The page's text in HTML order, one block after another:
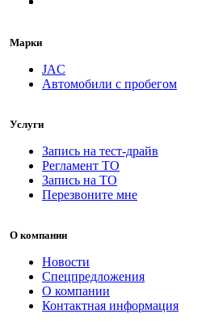
Марки
JAC
Автомобили с пробегом
Услуги
Запись на тест-драйв
Регламент ТО
Запись на ТО
Перезвоните мне
О компании
Новости
Спецпредложения
О компании
Контактная информация